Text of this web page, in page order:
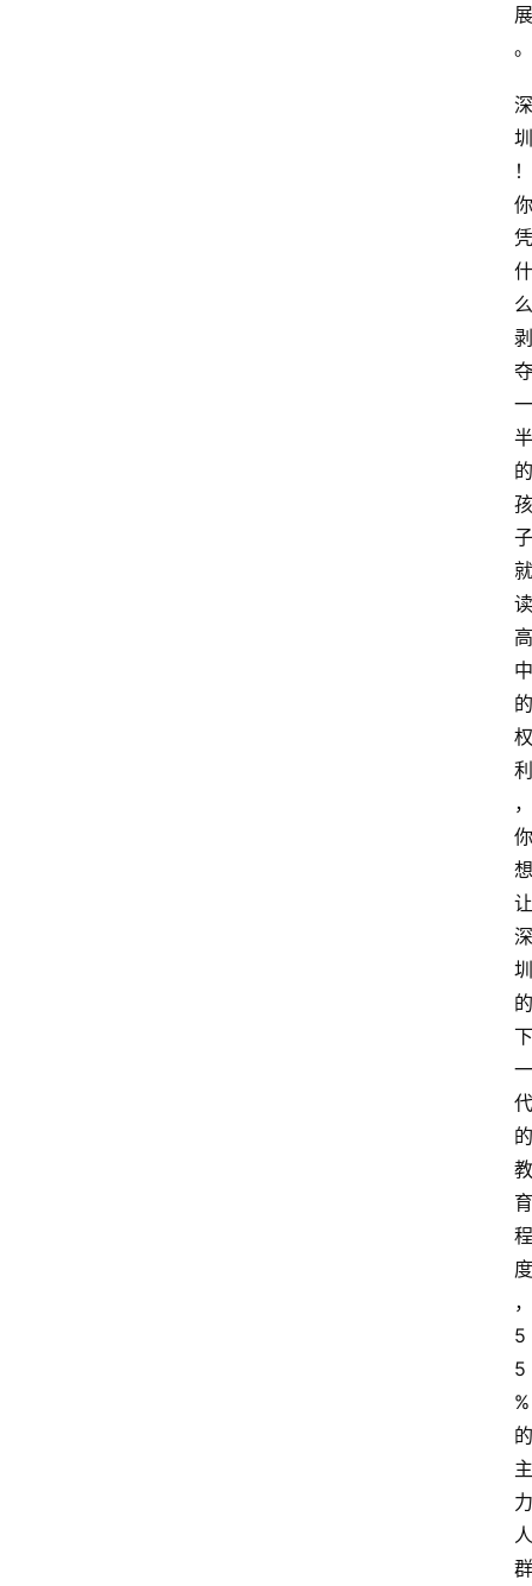
展
。
深
圳
！
你
凭
什
么
剥
夺
一
半
的
孩
子
就
读
高
中
的
权
利
，
你
想
让
深
圳
的
下
一
代
的
教
育
程
度
，
5
5
%
的
主
力
人
群